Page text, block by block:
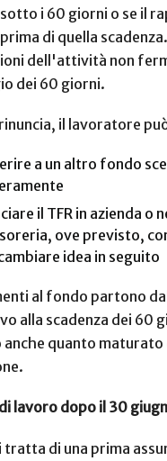
i 60 giorni o se il
di quella
dell'attività non
dei 60 giorni.
il lavoratore
a un altro fondo
il TFR in azienda o
ove previsto,
idea in seguito
al fondo partono
alla scadenza dei 60
anche quanto maturato
lavoro dopo il 30
tratta di una prima